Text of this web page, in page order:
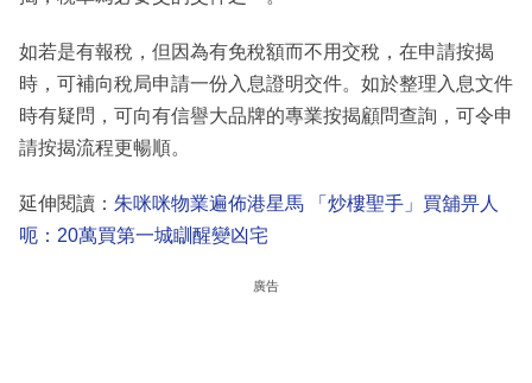
如若是有報稅，但因為有免稅額而不用交稅，在申請按揭
時，可補向稅局申請一份入息證明交件。如於整理入息文件
時有疑問，可向有信譽大品牌的專業按揭顧問查詢，可令申
請按揭流程更暢順。
延伸閱讀： 朱咪咪物業遍佈港星馬 「炒樓聖手」買舖畀人
呃：20萬買第一城瞓醒變凶宅
廣告